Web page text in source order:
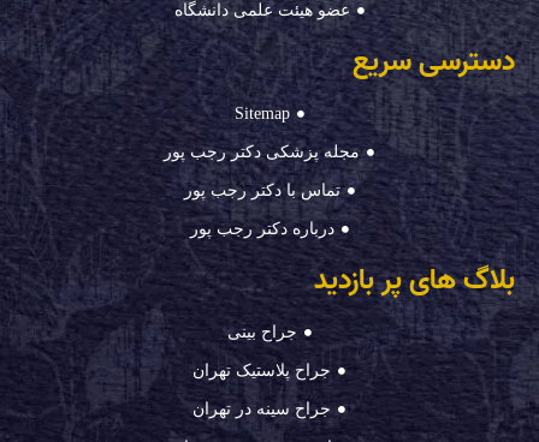
عضو هیئت علمی دانشگاه
دسترسی سریع
Sitemap
مجله پزشکی دکتر رجب پور
تماس با دکتر رجب پور
درباره دکتر رجب پور
بلاگ های پر بازدید
جراح بینی
جراح پلاستیک تهران
جراح سینه در تهران